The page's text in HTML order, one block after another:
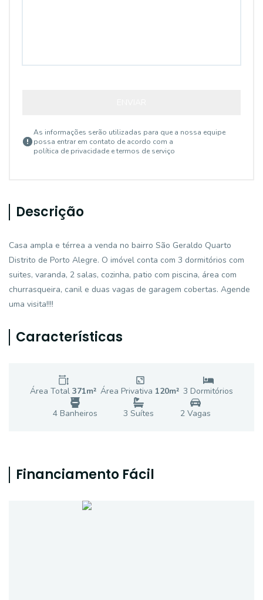
As informações serão utilizadas para que a nossa equipe
possa entrar em contato de acordo com a
política de privacidade e termos de serviço
Descrição
Casa ampla e térrea a venda no bairro São Geraldo Quarto
Distrito de Porto Alegre. O imóvel conta com 3 dormitórios com
suites, varanda, 2 salas, cozinha, patio com piscina, área com
churrasqueira, canil e duas vagas de garagem cobertas. Agende
uma visita!!!!
Características
Área Total 371m² Área Privativa 120m² 3 Dormitórios
4Banheiros 3 Suítes 2Vagas
Financiamento Fácil